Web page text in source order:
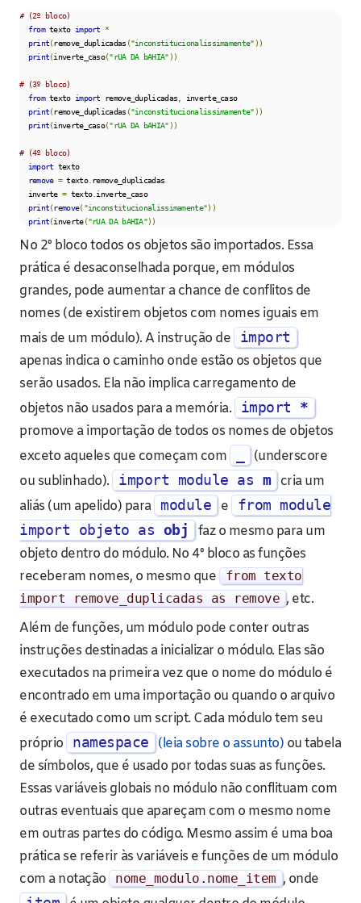
# (2º bloco)
from texto import *
print(remove_duplicadas ("inconstitucionalissimamente" ))
print(inverte_caso("rUA DA bAHIA" ))
# (3º bloco)
from texto import remove_duplicadas
inverte_caso
print(remove_duplicadas ("inconstitucionalissimamente" ))
print(inverte_caso("rUA DA bAHIA" ))
# (4º bloco)
import texto
remove = texto. remove_duplicadas
  inverte
= texto. inverte_caso
print(remove("inconstitucionalissimamente"))
print(inverte("rUA DA bAHIA"))
No 2º bloco todos os objetos são importados. Essa
prática é desaconselhada porque, em módulos
grandes, pode aumentar a chance de conflitos de
nomes (de existirem objetos com nomes iguais em
mais de um módulo). A instrução de
import
apenas indica o caminho onde estão os objetos que
serão usados. Ela não implica carregamento de
objetos não usados para a memória.
import *
promove a importação de todos os nomes de objetos
exceto aqueles que começam com
(underscore
ou sublinhado).
import module as m
cria um
aliás (um apelido) para module e
from module
import objeto as obj
faz o mesmo para um
objeto dentro do módulo. No 4º bloco as funções
receberam nomes, o mesmo que
from texto
import remove_duplicadas as remove , etc.
Além de funções, um módulo pode conter outras
instruções destinadas a inicializar o módulo. Elas são
executados na primeira vez que o nome do módulo é
encontrado em uma importação ou quando o arquivo
é executado como um script. Cada módulo tem seu
próprio
namespace (leia sobre o assunto) ou tabela
de símbolos, que é usado por todas suas as funções.
Essas variáveis ​​globais no módulo não conflituam com
outras eventuais que apareçam com o mesmo nome
em outras partes do código. Mesmo assim é uma boa
prática se referir às variáveis e funções de um módulo
com a notação
nome_modulo . nome_item , onde